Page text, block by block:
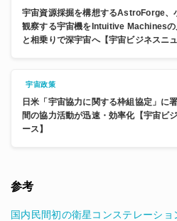
宇宙資源採掘を構想するAstroForge、
観察する宇宙機をIntuitive Machinesの
と相乗りで深宇宙へ【宇宙ビジネスニュ
宇宙政策
日米「宇宙協力に関する枠組協定」に
間の協力活動が迅速・効率化【宇宙ビ
ース】
参考
国内民間初の衛星コンステレーショ